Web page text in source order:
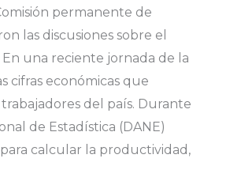
permanente de
las discusiones sobre el
una reciente jornada de la
cifras económicas que
del país. Durante
de Estadística (DANE)
calcular la productividad,